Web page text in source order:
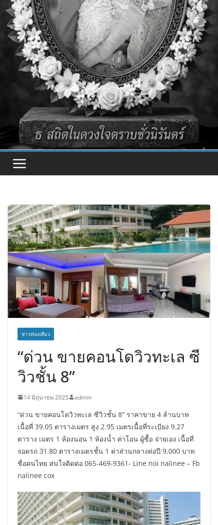
ข่าวท่องเที่ยว
“ด่วน ขายคอนโดวิวทะเล ซี
วิวชั้น 8”
14 มิถุนายน 2025 admin
“ด่วน ขายคอนโดวิวทะเล ซีวิวชั้น 8” ราคาขาย 4 ล้านบาท
เนื้อที่ 39.05 ตารางเมตร สูง 2.95 เมตรเนื้อที่ระเบียง 9.27
ตาราง เมตร 1 ห้องนอน 1 ห้องน้ำ ค่าโอน ผู้ซื้อ จ่ายเอง เนื้อที่
จอดรถ 31.80 ตารางเมตรชั้น 1 ค่าส่วนกลางต่อปี 9,000 บาท
ชื่อคนไทย สนใจติดต่อ 065-469-9361- Line noi nalinee – Fb
nalinee cox